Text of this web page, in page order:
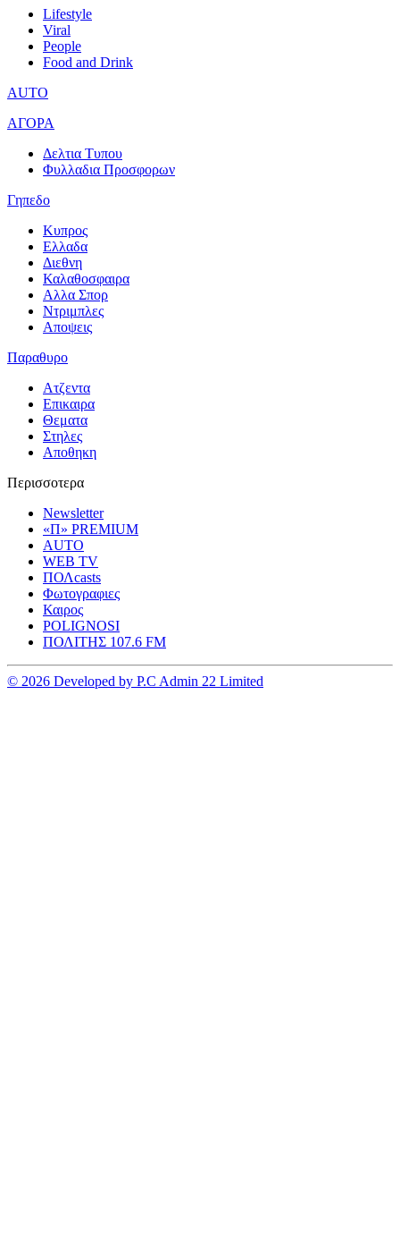
Lifestyle
Viral
People
Food and Drink
AUTO
ΑΓΟΡΑ
Δελτια Τυπου
Φυλλαδια Προσφορων
Γηπεδο
Κυπρος
Ελλαδα
Διεθνη
Καλαθοσφαιρα
Αλλα Σπορ
Ντριμπλες
Αποψεις
Παραθυρο
Ατζεντα
Επικαιρα
Θεματα
Στηλες
Αποθηκη
Περισσοτερα
Newsletter
«Π» PREMIUM
AUTO
WEB TV
ΠΟΛcasts
Φωτογραφιες
Καιρος
POLIGNOSI
ΠΟΛΙΤΗΣ 107.6 FM
© 2026 Developed by P.C Admin 22 Limited